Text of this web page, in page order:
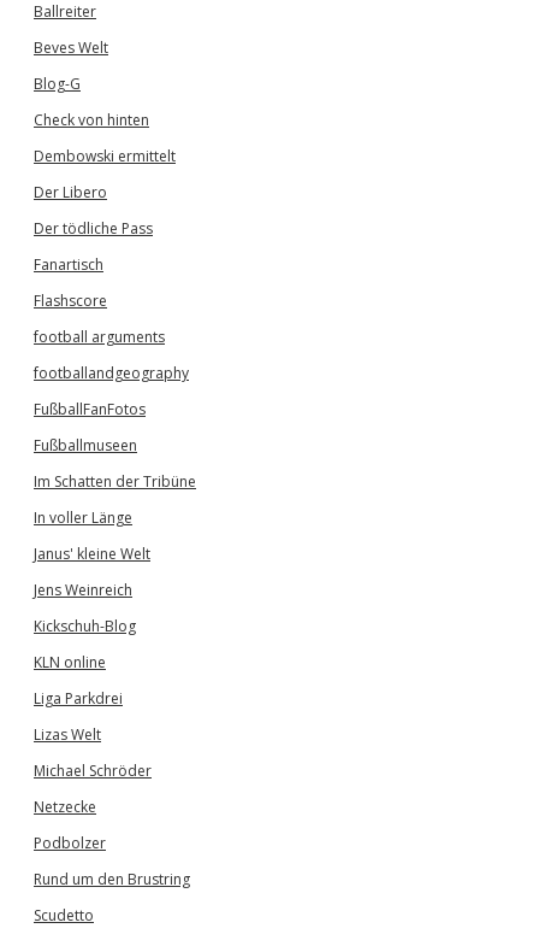
Ballreiter
Beves Welt
Blog-G
Check von hinten
Dembowski ermittelt
Der Libero
Der tödliche Pass
Fanartisch
Flashscore
football arguments
footballandgeography
FußballFanFotos
Fußballmuseen
Im Schatten der Tribüne
In voller Länge
Janus' kleine Welt
Jens Weinreich
Kickschuh-Blog
KLN online
Liga Parkdrei
Lizas Welt
Michael Schröder
Netzecke
Podbolzer
Rund um den Brustring
Scudetto